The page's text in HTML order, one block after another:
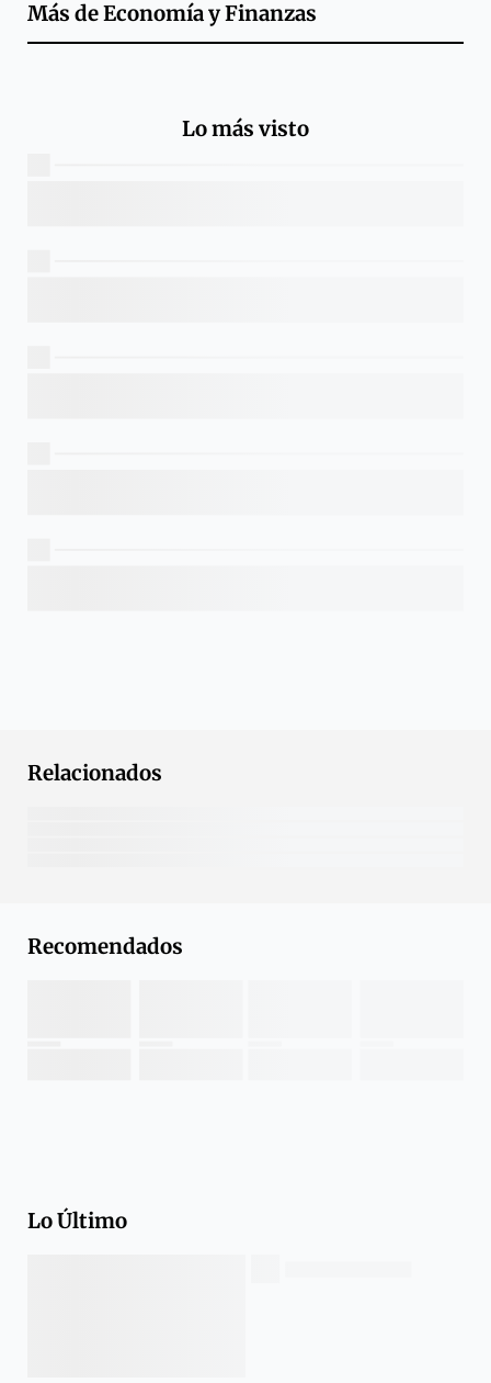
Más deEconomía y Finanzas
Lo más visto
Relacionados
Recomendados
Lo Último